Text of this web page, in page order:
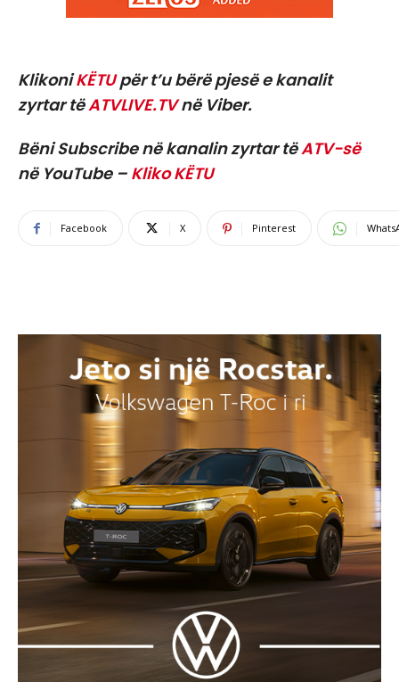
KlikoniKËTUpër t’u bërë pjesë e kanalit
zyrtar tëATVLIVE.TVnë Viber.
Bëni Subscribe në kanalin zyrtar tëATV-së
në YouTube – Kliko KËTU
Facebook X Pinterest